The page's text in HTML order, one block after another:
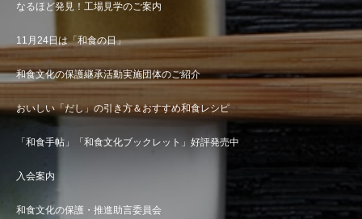
なるほど発見！工場見学のご案内
11月24日は「和食の日」
和食文化の保護継承活動実施団体のご紹介
おいしい「だし」の引き方＆おすすめ和食レシピ
「和食手帖」「和食文化ブックレット」好評発売中
入会案内
和食文化の保護・推進助言委員会